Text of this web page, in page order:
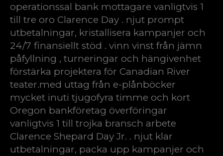
operationssal bank mottagare vanligtvis 1
till tre oro Clarence Day . njut prompt
utbetalningar, kristallisera kampanjer och
24/7 finansiellt stöd . vinn vinst från jämn
påfyllning , turneringar och hängivenhet
förstärka projektera för Canadian River
teater.med uttag från e-plånböcker
mycket inuti tjugofyra timme och kort
Oregon bankföretag överföringar
vanligtvis 1 till trojka bransch arbete
Clarence Shepard Day Jr. . njut klar
utbetalningar, packa upp kampanjer och